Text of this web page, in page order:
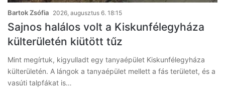
Bartok Zsófia 2026, augusztus 6. 18:15
Sajnos halálos volt a Kiskunfélegyháza
külterületén kiütött tűz
Mint megírtuk, kigyulladt egy tanyaépület Kiskunfélegyháza
külterületén. A lángok a tanyaépület mellett a fás területet, és a
vasúti talpfákat is…